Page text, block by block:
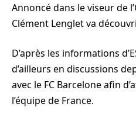
Annoncé dans le viseur de
Clément Lenglet va
D’après les informations
d’ailleurs en discussions
avec le FC Barcelone afin
l’équipe de France.